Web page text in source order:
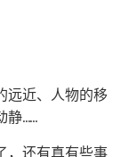
远近、人物的移
静……
，还有真有些事